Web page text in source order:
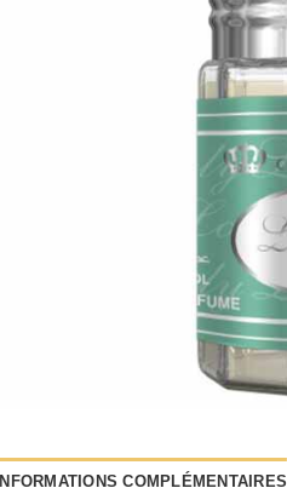
INFORMATIONS COMPLÉMENTAIRES